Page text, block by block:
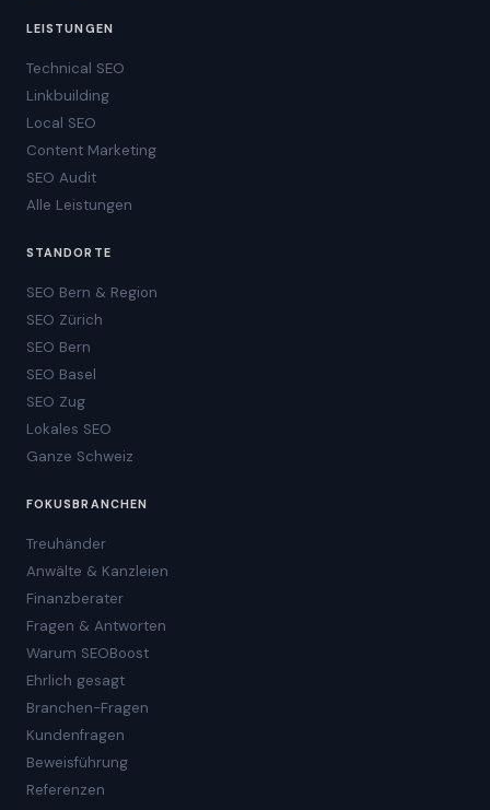
LEISTUNGEN
Technical SEO
Linkbuilding
Local SEO
Content Marketing
SEO Audit
Alle Leistungen
STANDORTE
SEO Bern & Region
SEO Zürich
SEO Bern
SEO Basel
SEO Zug
Lokales SEO
Ganze Schweiz
FOKUSBRANCHEN
Treuhänder
Anwälte & Kanzleien
Finanzberater
Fragen & Antworten
Warum SEOBoost
Ehrlich gesagt
Branchen-Fragen
Kundenfragen
Beweisführung
Referenzen